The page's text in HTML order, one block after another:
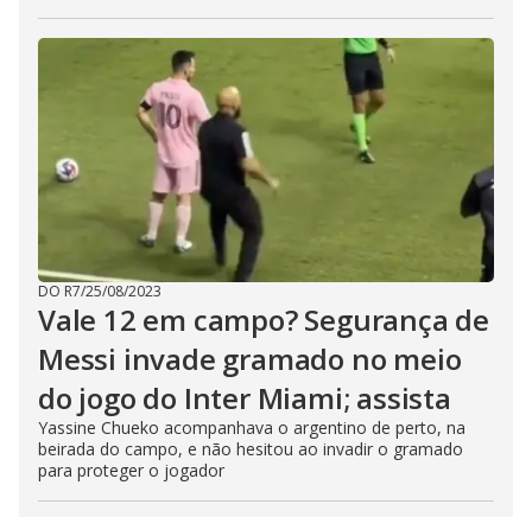
DO R7/25/08/2023
Vale 12 em campo? Segurança de
Messi invade gramado no meio
do jogo do Inter Miami; assista
Yassine Chueko acompanhava o argentino de perto, na
beirada do campo, e não hesitou ao invadir o gramado
para proteger o jogador